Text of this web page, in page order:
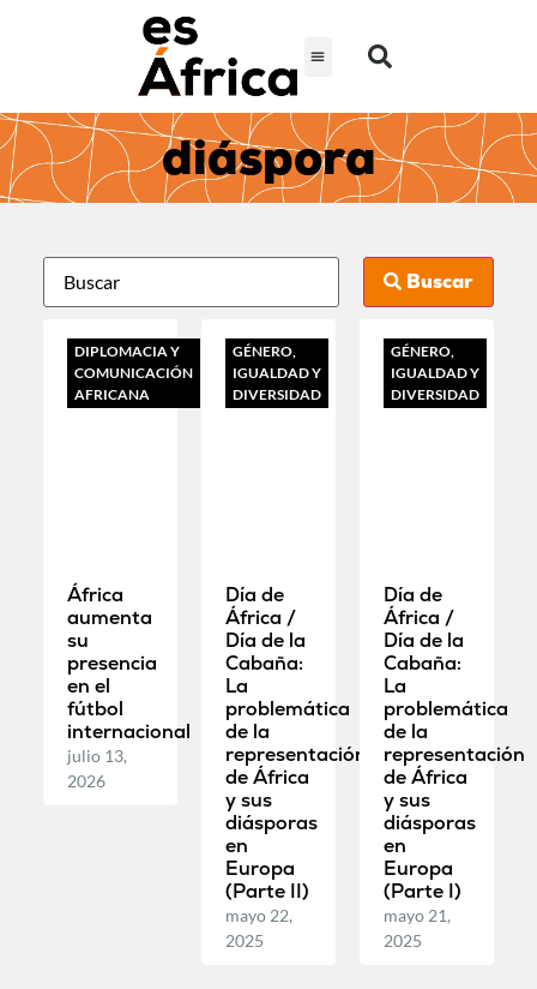
diáspora
Buscar
DIPLOMACIA Y
COMUNICACIÓN
AFRICANA
África
aumenta
su
presencia
en el
fútbol
internacional
julio 13,
2026
GÉNERO,
IGUALDAD Y
DIVERSIDAD
Día de
África /
Día de la
Cabaña:
La
problemática
de la
representación
de África
y sus
diásporas
en
Europa
(Parte II)
mayo 22,
2025
GÉNERO,
IGUALDAD Y
DIVERSIDAD
Día de
África /
Día de la
Cabaña:
La
problemática
de la
representación
de África
y sus
diásporas
en
Europa
(Parte I)
mayo 21,
2025